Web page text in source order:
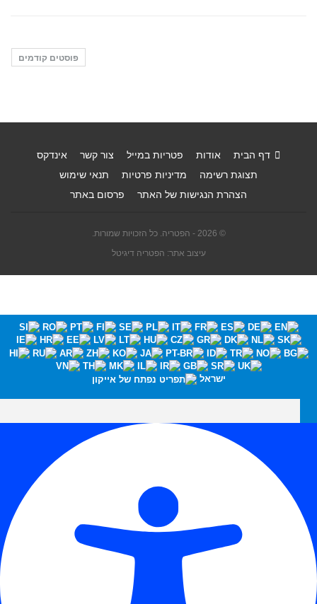
פוסטים קודמים
דף הבית אודות פטריות במייל צור קשר
אינדקס
תצוגת רשימה
מדיניות פרטיות
תנאי שימוש
הצהרת הנגישות של האתר
פרסום באתר
© 2026 - הפטריה. כל הזכויות שמורות.
עיצוב אתר: הפטריה דיגיטל
ישראל